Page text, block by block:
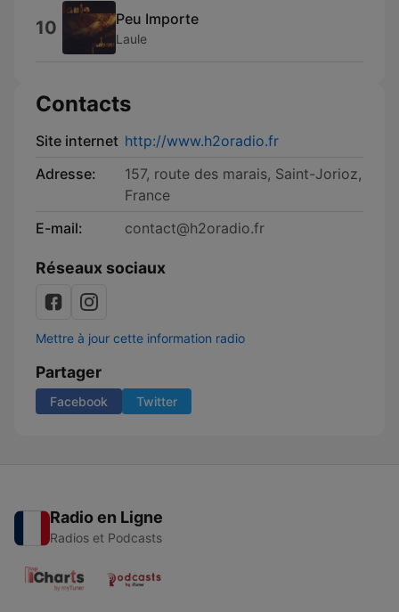
10 Peu Importe
Laule
Contacts
Site internet http://www.h2oradio.fr
Adresse:
157, route des marais, Saint-Jorioz,
France
E-mail:
contact@h2oradio.fr
Réseaux sociaux
Mettre à jour cette information radio
Partager
Facebook Twitter
Radio en Ligne
Radios et Podcasts